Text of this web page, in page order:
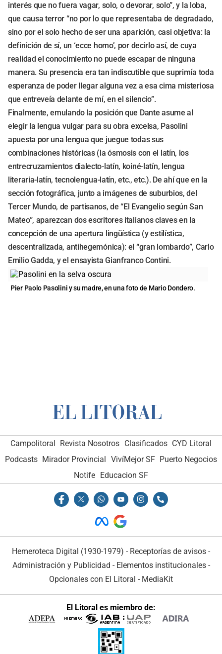
interés que no fuera vagar, solo, o devorar, solo”, y la loba,
que causa terror “no por lo que representaba de degradado,
sino por el solo hecho de ser una aparición, casi objetiva: la
definición de sí, un ‘ecce homo’, por decirlo así, de cuya
realidad el conocimiento no puede escapar de ninguna
manera. Su presencia era tan indiscutible que suprimía toda
esperanza de poder llegar alguna vez a esa cima misteriosa
que entreveía delante de mí, en el silencio”.
Finalmente, emulando la posición que Dante asume al
elegir la lengua vulgar para su obra excelsa, Pasolini
apuesta por una lengua que juegue todas sus
combinaciones históricas (la ósmosis con el latín, los
entrecruzamientos dialecto-latín, koiné-latín, lengua
literaria-latín, tecnolengua-latín, etc., etc.). De ahí que en la
sección fotográfica, junto a imágenes de suburbios, del
Tercer Mundo, de partisanos, de “El Evangelio según San
Mateo”, aparezcan dos escritores italianos claves en la
concepción de una apertura lingüística (y estilística,
descentralizada, antihegemónica): el “gran lombardo”, Carlo
Emilio Gadda, y el ensayista Gianfranco Contini.
Pier Paolo Pasolini y su madre, en una foto de Mario Dondero.
Campolitoral Revista Nosotros Clasificados CYD Litoral
Podcasts Mirador Provincial VivíMejor SF Puerto Negocios
Notife Educacion SF
Hemeroteca Digital (1930-1979) - Receptorías de avisos -
Administración y Publicidad - Elementos institucionales-
Opcionales con El Litoral - MediaKit
El Litoral es miembro de: